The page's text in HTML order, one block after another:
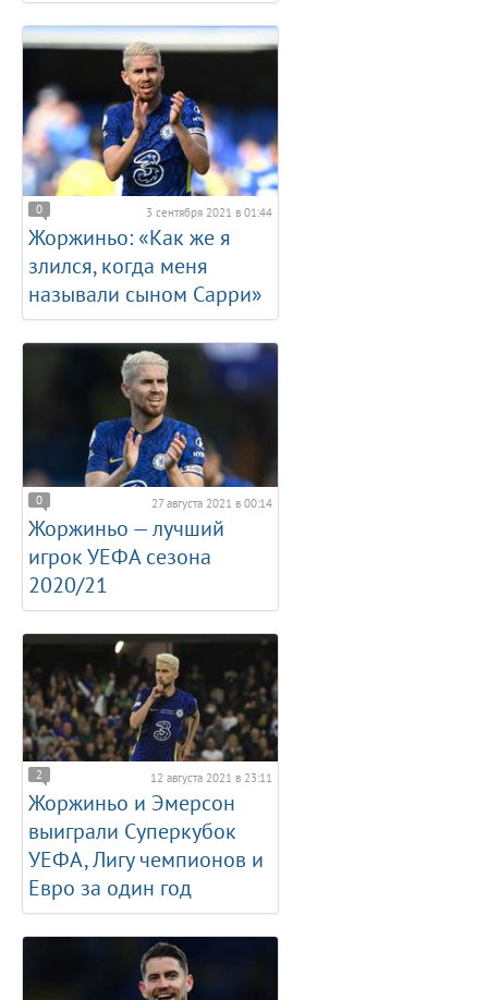
0 3 сентября 2021 в 01:44
Жоржиньо: «Как же я
злился, когда меня
называли сыном Сарри»
0 27 августа 2021 в 00:14
Жоржиньо — лучший
игрок УЕФА сезона
2020/21
2 12 августа 2021 в 23:11
Жоржиньо и Эмерсон
выиграли Суперкубок
УЕФА, Лигу чемпионов и
Евро за один год